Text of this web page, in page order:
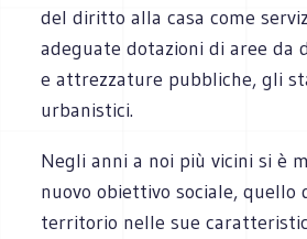
del diritto alla casa come
adeguate dotazioni di aree da
e attrezzature pubbliche, gli
urbanistici.
Negli anni a noi più vicini si è
nuovo obiettivo sociale,
territorio nelle sue